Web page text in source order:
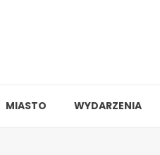
MIASTO WYDARZENIA